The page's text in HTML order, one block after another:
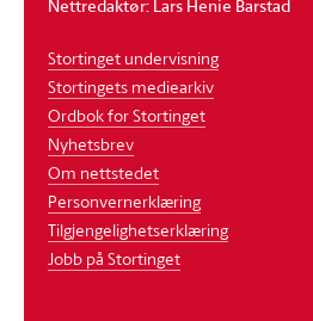
Nettredaktør: Lars Henie Barstad
Stortinget undervisning
Stortingets mediearkiv
Ordbok for Stortinget
Nyhetsbrev
Om nettstedet
Personvernerklæring
Tilgjengelighetserklæring
Jobb på Stortinget